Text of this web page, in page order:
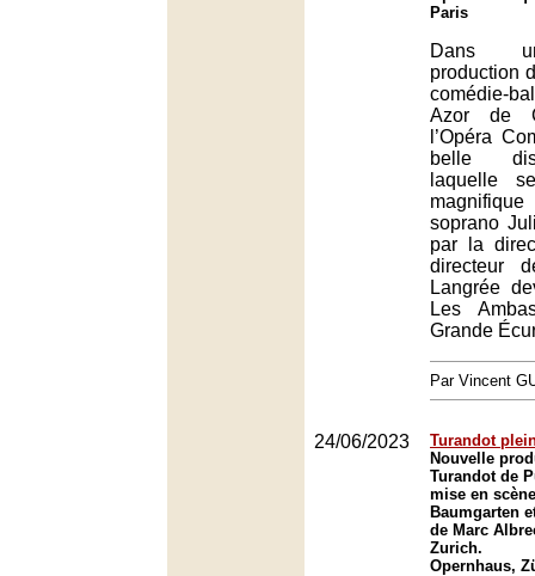
Paris
Dans
production
comédie-
Azor de
l’Opéra
belle
laquelle
soprano
par la
directeur
Langrée
Les
Grande
Par Vincent
24/06/2023
Turandot
Nouvelle
Turandot de
mise en
Baumgarten
de Marc
Zurich.
Opernhaus,